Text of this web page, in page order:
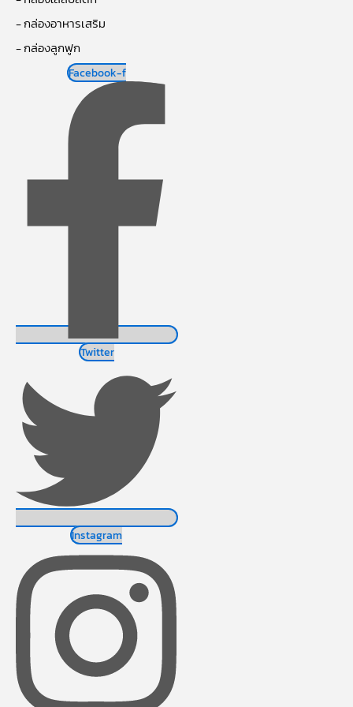
- กล่องอาหารเสริม
- กล่องลูกฟูก
Facebook-f
Twitter
Instagram